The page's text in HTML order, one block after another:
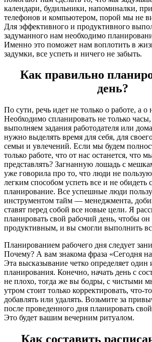
календари, будильники, напоминалки,
телефонов и компьютером, порой мы не
Для эффективного и продуктивного
задуманного нам необходимо
Именно это поможет нам воплотить в
задумки, все успеть и ничего не забыть.
Как правильно
день?
По сути, речь идет не только о работе, а о
Необходимо спланировать не только
выполняем задания работодателя или
нужно выделять время для себя, для
семьи и увлечений. Если мы будем
только работе, что от нас останется, что
представлять? Загнанную лошадь с
уже говорила про то, что люди не
легким способом успеть все и не обидеть
планирование. Все успешные люди
инструментом тайм — менеджмента,
ставят перед собой все новые цели. Я
планировать свой рабочий день, чтобы он
продуктивным, и вы смогли выполнить
Планированием рабочего дня следует
Почему? А вам знакома фраза «Сегодня
Эта высказывание четко определяет
планирования. Конечно, начать день с
не плохо, тогда же вы бодры, с чистыми
утром стоит только корректировать, что-
добавлять или удалять. Возьмите за
после проведенного дня планировать
Это будет вашим вечерним ритуалом.
Как составить